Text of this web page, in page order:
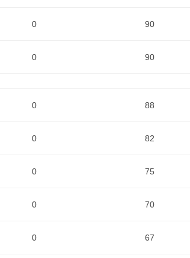
0 90
0 90
0 88
0 82
0 75
0 70
0 67